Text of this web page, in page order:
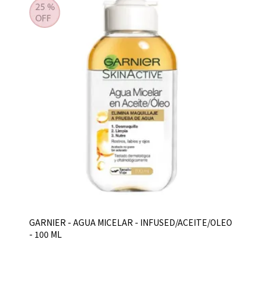
GARNIER - AGUA MICELAR - INFUSED/ACEITE/OLEO
- 100 ML